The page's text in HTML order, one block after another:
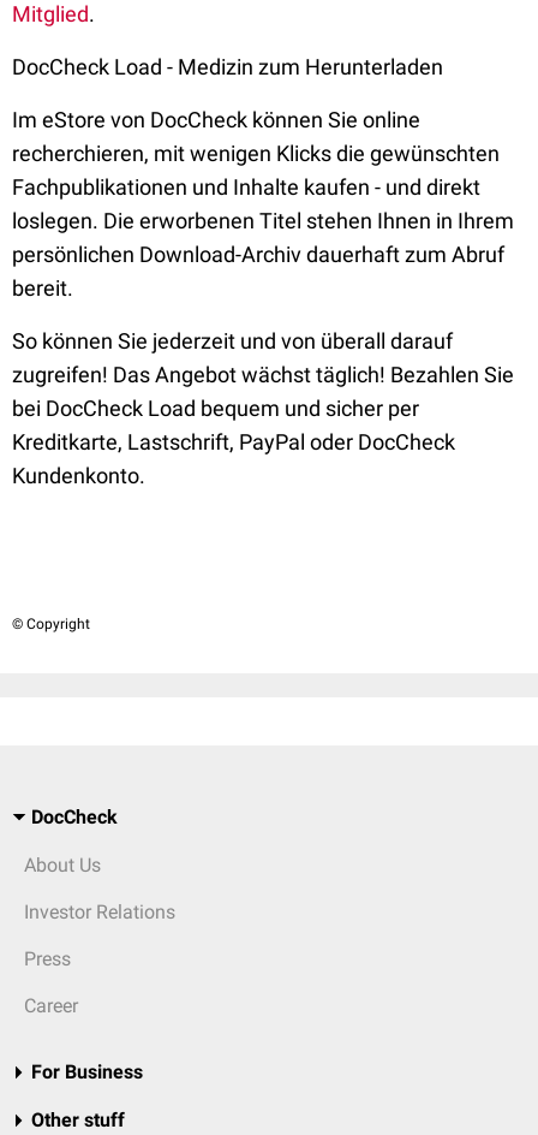
Mitglied.
DocCheck Load - Medizin zum Herunterladen
Im eStore von DocCheck können Sie online
recherchieren, mit wenigen Klicks die gewünschten
Fachpublikationen und Inhalte kaufen - und direkt
loslegen. Die erworbenen Titel stehen Ihnen in Ihrem
persönlichen Download-Archiv dauerhaft zum Abruf
bereit.
So können Sie jederzeit und von überall darauf
zugreifen! Das Angebot wächst täglich! Bezahlen Sie
bei DocCheck Load bequem und sicher per
Kreditkarte, Lastschrift, PayPal oder DocCheck
Kundenkonto.
© Copyright
DocCheck
About Us
Investor Relations
Press
Career
For Business
Other stuff